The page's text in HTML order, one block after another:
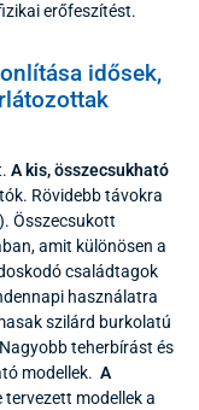
erőfeszítést.
idősek,
A kis, összecsukható
Rövidebb távokra
Összecsukott
amit különösen a
családtagok
használatra
szilárd burkolatú
teherbírást és
modellek. A
tervezett modellek a